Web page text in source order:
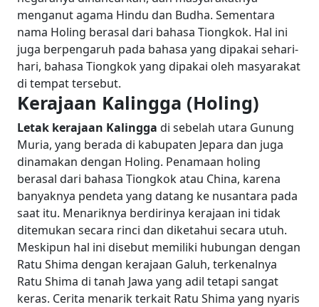
menganut agama Hindu dan Budha. Sementara
nama Holing berasal dari bahasa Tiongkok. Hal ini
juga berpengaruh pada bahasa yang dipakai sehari-
hari, bahasa Tiongkok yang dipakai oleh masyarakat
di tempat tersebut.
Kerajaan Kalingga (Holing)
Letak kerajaan Kalingga di sebelah utara Gunung
Muria, yang berada di kabupaten Jepara dan juga
dinamakan dengan Holing. Penamaan holing
berasal dari bahasa Tiongkok atau China, karena
banyaknya pendeta yang datang ke nusantara pada
saat itu. Menariknya berdirinya kerajaan ini tidak
ditemukan secara rinci dan diketahui secara utuh.
Meskipun hal ini disebut memiliki hubungan dengan
Ratu Shima dengan kerajaan Galuh, terkenalnya
Ratu Shima di tanah Jawa yang adil tetapi sangat
keras. Cerita menarik terkait Ratu Shima yang nyaris